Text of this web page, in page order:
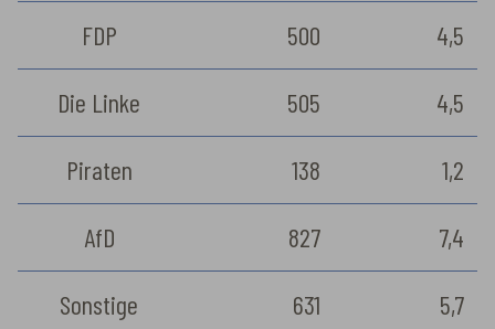
FDP 500 4,5
Die Linke 505 4,5
Piraten 138 1,2
AfD 827 7,4
Sonstige 631 5,7